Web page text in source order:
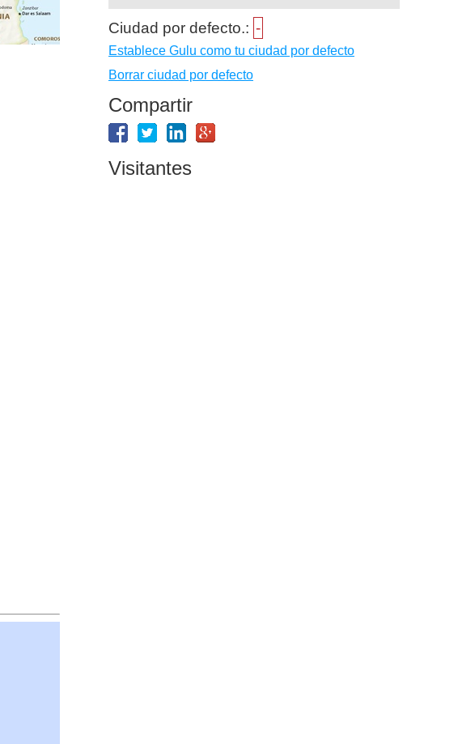
Ciudad por defecto.: -
Establece Gulu como tu ciudad por defecto
Borrar ciudad por defecto
Compartir
Visitantes